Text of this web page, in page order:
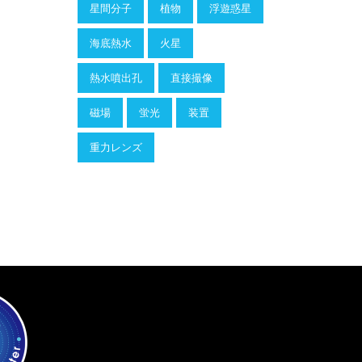
星間分子 植物 浮遊惑星
海底熱水 火星
熱水噴出孔 直接撮像
磁場 蛍光 装置
重力レンズ